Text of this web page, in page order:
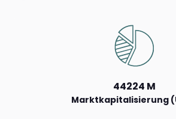
44224 M
Marktkapitalisierung